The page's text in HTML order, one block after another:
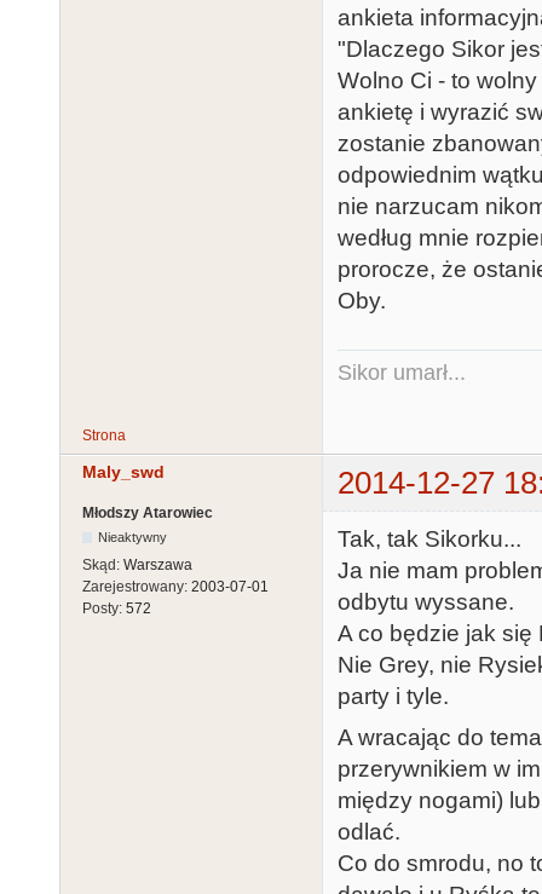
ankieta
"Dlaczego Sikor
Wolno Ci - to
ankietę i wyrazić
zostanie
odpowiednim
nie narzucam
według mnie
prorocze, że
Oby.
Sikor umarł...
Strona
Maly_swd 2014-12-27
Młodszy Atarowiec
Nieaktywny
Skąd: Warszawa
Zarejestrowany: 2003-07-01
Posty: 572
Tak, tak Sikorku...
Ja nie mam
odbytu wyssane.
A co będzie jak się
Nie Grey, nie
party i tyle.
A wracając do
przerywnikiem w
między nogami)
odlać.
Co do smrodu, no